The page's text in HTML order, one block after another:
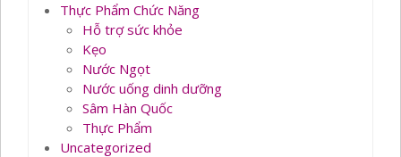
Thực Phẩm Chức Năng
Hỗ trợ sức khỏe
Kẹo
Nước Ngọt
Nước uống dinh dưỡng
Sâm Hàn Quốc
Thực Phẩm
Uncategorized